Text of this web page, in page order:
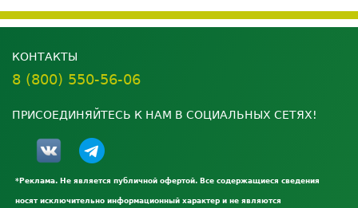
КОНТАКТЫ
8 (800) 550-56-06
ПРИСОЕДИНЯЙТЕСЬ К НАМ В СОЦИАЛЬНЫХ СЕТЯХ!
*Реклама. Не является публичной офертой. Все содержащиеся сведения
носят исключительно информационный характер и не являются